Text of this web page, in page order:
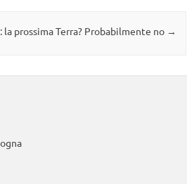
la prossima Terra? Probabilmente no →